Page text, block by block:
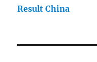
Result China